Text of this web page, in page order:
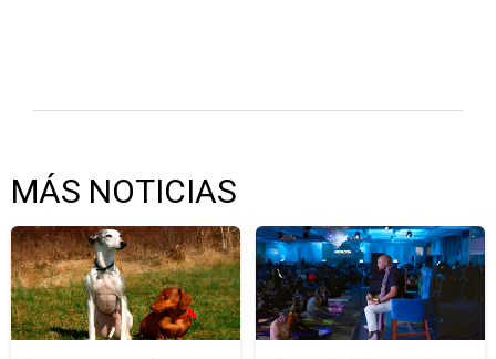
MÁS NOTICIAS